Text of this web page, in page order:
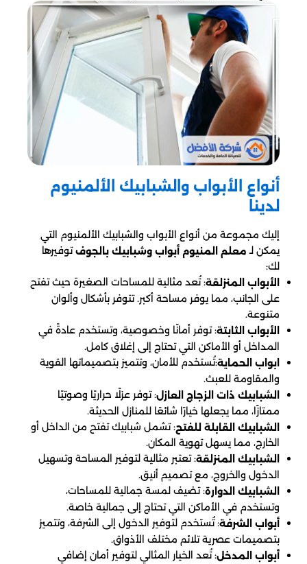
أنواع الأبواب والشبابيك الألمنيوم
لدينا
إليك مجموعة من أنواع الأبواب والشبابيك الألمنيوم التي
يمكن لـ معلم المنيوم أبواب وشبابيك بالجوفتوفيرها
لك:
الأبواب المنزلقة: تُعد مثالية للمساحات الصغيرة حيث تفتح
على الجانب، مما يوفر مساحة أكبر. تتوفر بأشكال وألوان
متنوعة.
الأبواب الثابتة: توفر أمانًا وخصوصية، وتستخدم عادةً في
المداخل أو الأماكن التي تحتاج إلى إغلاق كامل.
ابواب الحماية:تُستخدم للأمان، وتتميز بتصميماتها القوية
والمقاومة للعبث.
الشبابيك ذات الزجاج العازل: توفر عزلًا حراريًا وصوتيًا
ممتازًا، مما يجعلها خيارًا شائعًا للمنازل الحديثة.
الشبابيك القابلة للفتح: تشمل شبابيك تفتح من الداخل أو
الخارج، مما يسهل تهوية المكان.
الشبابيك المنزلقة: تعتبر مثالية لتوفير المساحة وتسهيل
الدخول والخروج، مع تصميم أنيق.
الشبابيك الدوارة: تضيف لمسة جمالية للمساحات،
وتستخدم في الأماكن التي تحتاج إلى جمالية خاصة.
أبواب الشرفة: تُستخدم لتوفير الدخول إلى الشرفة، وتتميز
بتصميمات عصرية تلائم مختلف الأذواق.
أبواب المدخل: تُعد الخيار المثالي لتوفير أمان إضافي